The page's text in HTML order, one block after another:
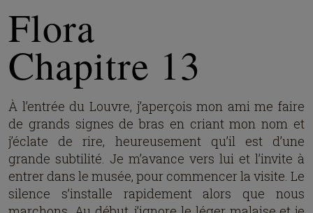
Flora
Chapitre 13
À l’entrée du Louvre, j’aperçois mon ami me faire
de grands signes de bras en criant mon nom et
j’éclate de rire, heureusement qu’il est d’une
grande subtilité. Je m’avance vers lui et l’invite à
entrer dans le musée, pour commencer la visite. Le
silence s’installe rapidement alors que nous